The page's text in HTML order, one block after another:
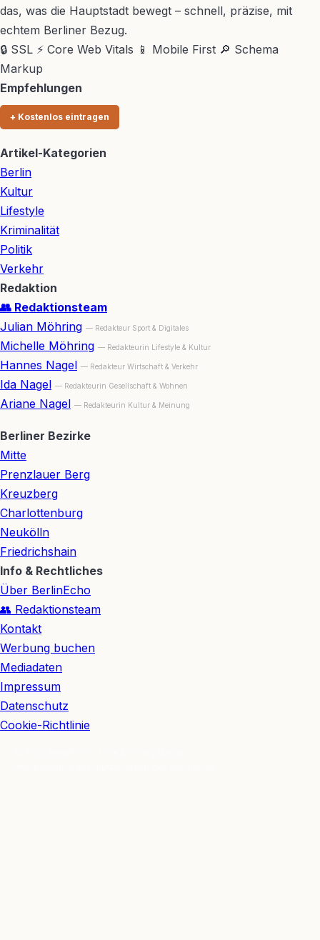
das, was die Hauptstadt bewegt – schnell, präzise, mit
echtem Berliner Bezug.
🔒 SSL ⚡ Core Web Vitals 📱 Mobile First 🔎 Schema
Markup
Empfehlungen
+ Kostenlos eintragen
Artikel-Kategorien
Berlin
Kultur
Lifestyle
Kriminalität
Politik
Verkehr
Redaktion
👥 Redaktionsteam
Julian Möhring — Redakteur Sport & Digitales
Michelle Möhring — Redakteurin Lifestyle & Kultur
Hannes Nagel — Redakteur Wirtschaft & Verkehr
Ida Nagel — Redakteurin Gesellschaft & Wohnen
Ariane Nagel — Redakteurin Kultur & Meinung
Berliner Bezirke
Mitte
Prenzlauer Berg
Kreuzberg
Charlottenburg
Neukölln
Friedrichshain
Info & Rechtliches
Über BerlinEcho
👥 Redaktionsteam
Kontakt
Werbung buchen
Mediadaten
Impressum
Datenschutz
Cookie-Richtlinie